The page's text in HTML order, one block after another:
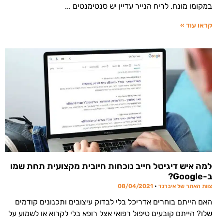
במקומו מונח. לריח הנייר עדיין יש סנטימנטים
קראו עוד »
למה איש דיגיטל חייב נוכחות חיובית מקצועית תחת שמו
ב-Google?
צוות האתר של איברנד
האם הייתם בוחרים אדריכל בלי לבדוק עיצובים ותכנונים קודמים
שלו? הייתם קובעים טיפול רפואי אצל רופא בלי לקרוא או לשמוע על